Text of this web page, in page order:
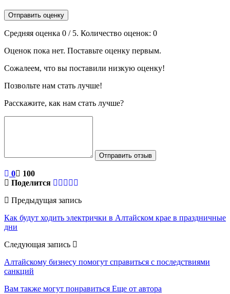
Отправить оценку
Средняя оценка 0 / 5. Количество оценок: 0
Оценок пока нет. Поставьте оценку первым.
Сожалеем, что вы поставили низкую оценку!
Позвольте нам стать лучше!
Расскажите, как нам стать лучше?
Отправить отзыв
0
100
Поделится
Предыдущая запись
Как будут ходить электрички в Алтайском крае в праздничные
дни
Следующая запись
Алтайскому бизнесу помогут справиться с последствиями
санкций
Вам также могут понравиться Еще от автора